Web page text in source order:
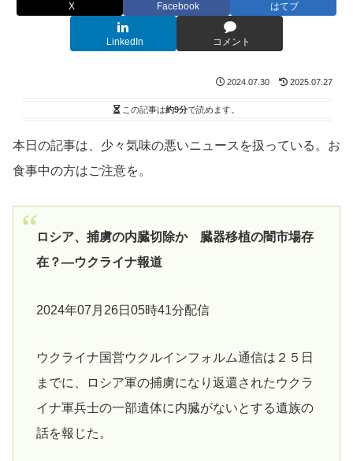
X Facebook はてブ
LinkedIn コメント
2024.07.30 2025.07.27
この記事は約9分で読めます。
本日の記事は、少々気味の悪いニュースを扱っている。お
食事中の方はご注意を。
ロシア、捕虜の内臓切除か 臓器移植の闇市場存
在？―ウクライナ報道
2024年07月26日05時41分配信
ウクライナ国営ウクルインフォルム通信は２５日
までに、ロシア軍の捕虜になり返還されたウクラ
イナ軍兵士の一部遺体に内臓がないとする遺族の
話を報じた。